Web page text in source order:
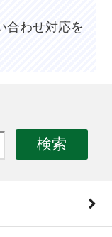
合わせ対応を
検索